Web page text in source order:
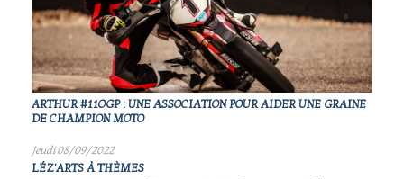
ARTHUR #11OGP : UNE ASSOCIATION POUR AIDER UNE GRAINE
DE CHAMPION MOTO
Jeudi 08/09/2022
LÉZ'ARTS À THÈMES